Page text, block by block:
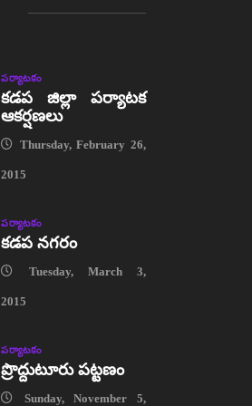
పర్యాటకం
కడప జిల్లా పర్యాటక
ఆకర్షణలు
Thursday, February 26,
2015
పర్యాటకం
కడప నగరం
Tuesday, March 3,
2015
పర్యాటకం
ప్రొద్దుటూరు పట్టణం
Sunday, November 5,